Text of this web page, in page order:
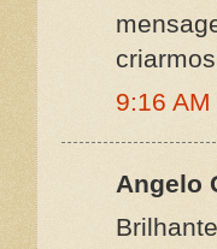
9:16 AM
Angelo